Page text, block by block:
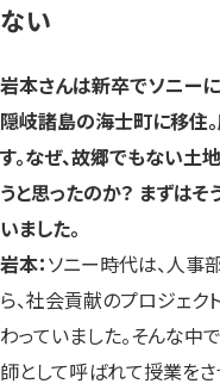
ない
岩本さんは新卒でソニー
隠岐諸島の海士町に移住
す。なぜ、故郷でもない
うと思ったのか？ まずは
いました。
岩本：ソニー時代は、人事
ら、社会貢献のプロジェ
わっていました。そんな中
師として呼ばれて授業を